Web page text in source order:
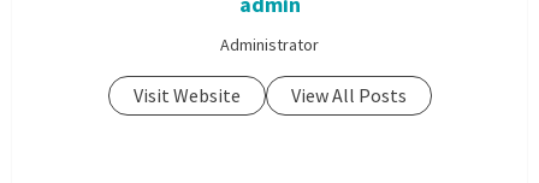
Administrator
Visit Website View All Posts